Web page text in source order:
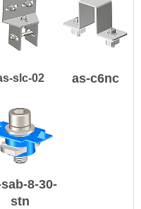
slc-02 as-c6nc
8-30-
stn